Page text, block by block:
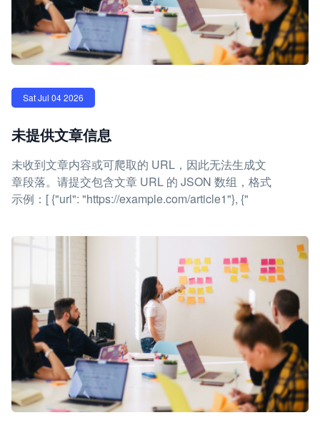
Sat Jul 04 2026
未提供文章信息
未收到文章内容或可爬取的 URL，因此无法生成文
章段落。请提交包含文章 URL 的 JSON 数组，格式
示例：[ {"url": "https://example.com/article1"}, {"